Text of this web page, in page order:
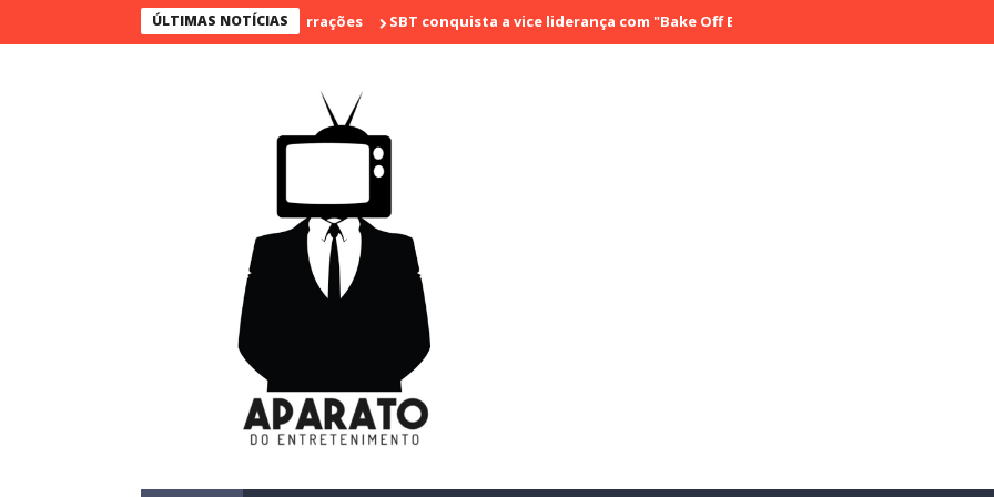
ÚLTIMAS NOTÍCIAS
e marca sua despedida das narrações SBT conquista a vice liderança com "Bake Off Brasil" e "SBT Brasil"; confira os números do